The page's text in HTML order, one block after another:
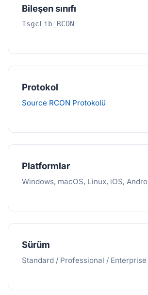
Bileşen sınıfı
TsgcLib_RCON
Protokol
Source RCON Protokolü
Platformlar
Windows, macOS, Linux, iOS,
Sürüm
Standard / Professional / Enterprise